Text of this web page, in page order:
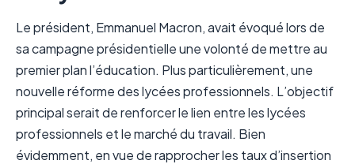
Le président, Emmanuel Macron, avait évoqué lors de
sa campagne présidentielle une volonté de mettre au
premier plan l’éducation. Plus particulièrement, une
nouvelle réforme des lycées professionnels. L’objectif
principal serait de renforcer le lien entre les lycées
professionnels et le marché du travail. Bien
évidemment, en vue de rapprocher les taux d’insertion